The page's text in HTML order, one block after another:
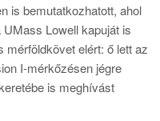
is bemutatkozhatott, ahol
Lowell kapuját is
mérföldkövet elért: ő lett az
I-mérkőzésen jégre
is meghívást